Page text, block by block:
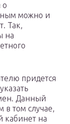
о
можно и
Так,
на
придется
Данный
в том случае,
кабинет на